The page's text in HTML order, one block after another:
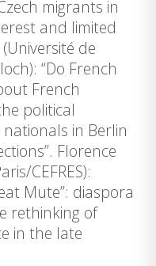
migrants in
and limited
de
“Do French
French
political
in Berlin
Florence
CEFRES):
Mute”: diaspora
rethinking of
in the late